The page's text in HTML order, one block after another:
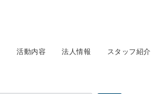
活動内容 法人情報 スタッフ紹介